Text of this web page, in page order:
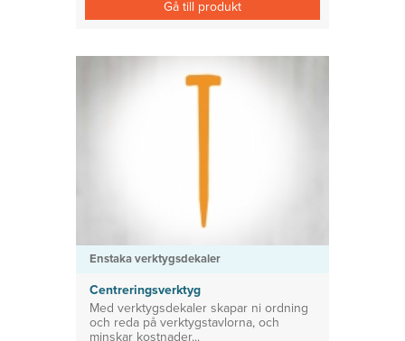
Gå till produkt
Enstaka verktygsdekaler
Centreringsverktyg
Med verktygsdekaler skapar ni ordning
och reda på verktygstavlorna, och
minskar kostnader...